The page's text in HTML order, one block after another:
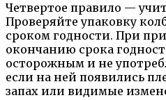
Четвертое правило —
Проверяйте упаковку
сроком годности. При
окончанию срока
осторожным и не
если на ней появились
запах или видимые